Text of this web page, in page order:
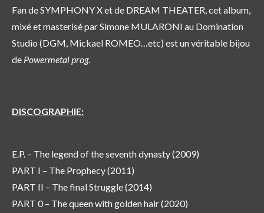
Fan de SYMPHONY X et de DREAM THEATER, cet album,
mixé et masterisé par Simone MULARONI au Domination
Studio (DGM, Mickael ROMEO…etc) est un véritable bijou
de Powermetal prog.
DISCOGRAPHIE:
E.P. – The legend of the seventh dynasty (2009)
PART I – The Prophecy (2011)
PART II – The final Struggle (2014)
PART 0 – The queen with golden hair (2020)